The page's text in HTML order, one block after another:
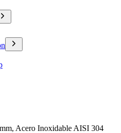
Acero Inoxidable AISI 304